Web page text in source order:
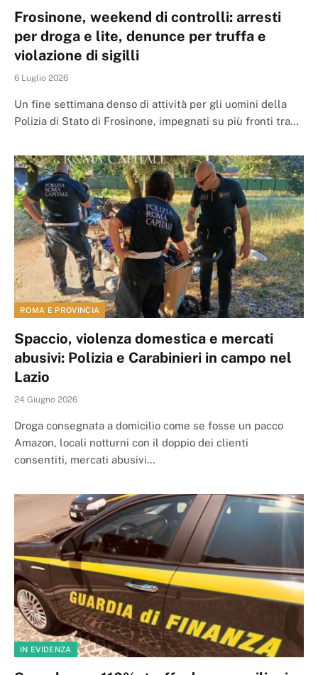
Frosinone, weekend di controlli: arresti
per droga e lite, denunce per truffa e
violazione di sigilli
6 Luglio 2026
Un fine settimana denso di attività per gli uomini della
Polizia di Stato di Frosinone, impegnati su più fronti tra…
ROMA E PROVINCIA
Spaccio, violenza domestica e mercati
abusivi: Polizia e Carabinieri in campo nel
Lazio
24 Giugno 2026
Droga consegnata a domicilio come se fosse un pacco
Amazon, locali notturni con il doppio dei clienti
consentiti, mercati abusivi…
IN EVIDENZA